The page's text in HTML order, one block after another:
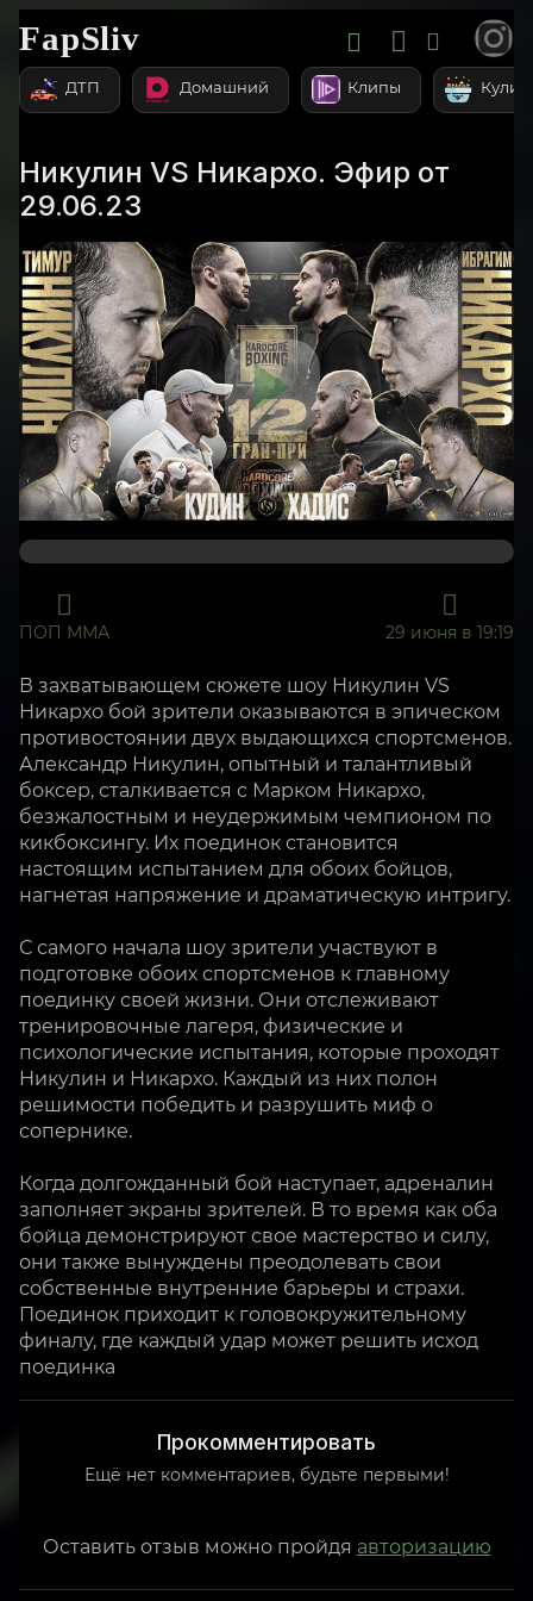
FapSliv
ДТП Домашний Клипы
Никулин VS Никархо. Эфир от
29.06.23
ПОП ММА 29 июня в 19:19
В захватывающем сюжете шоу Никулин VS
Никархо бой зрители оказываются в эпическом
противостоянии двух выдающихся спортсменов.
Александр Никулин, опытный и талантливый
боксер, сталкивается с Марком Никархо,
безжалостным и неудержимым чемпионом по
кикбоксингу. Их поединок становится
настоящим испытанием для обоих бойцов,
нагнетая напряжение и драматическую интригу.
С самого начала шоу зрители участвуют в
подготовке обоих спортсменов к главному
поединку своей жизни. Они отслеживают
тренировочные лагеря, физические и
психологические испытания, которые проходят
Никулин и Никархо. Каждый из них полон
решимости победить и разрушить миф о
сопернике.
Когда долгожданный бой наступает, адреналин
заполняет экраны зрителей. В то время как оба
бойца демонстрируют свое мастерство и силу,
они также вынуждены преодолевать свои
собственные внутренние барьеры и страхи.
Поединок приходит к головокружительному
финалу, где каждый удар может решить исход
поединка
Прокомментировать
Ещё нет комментариев, будьте первыми!
Оставить отзыв можно пройдя авторизацию